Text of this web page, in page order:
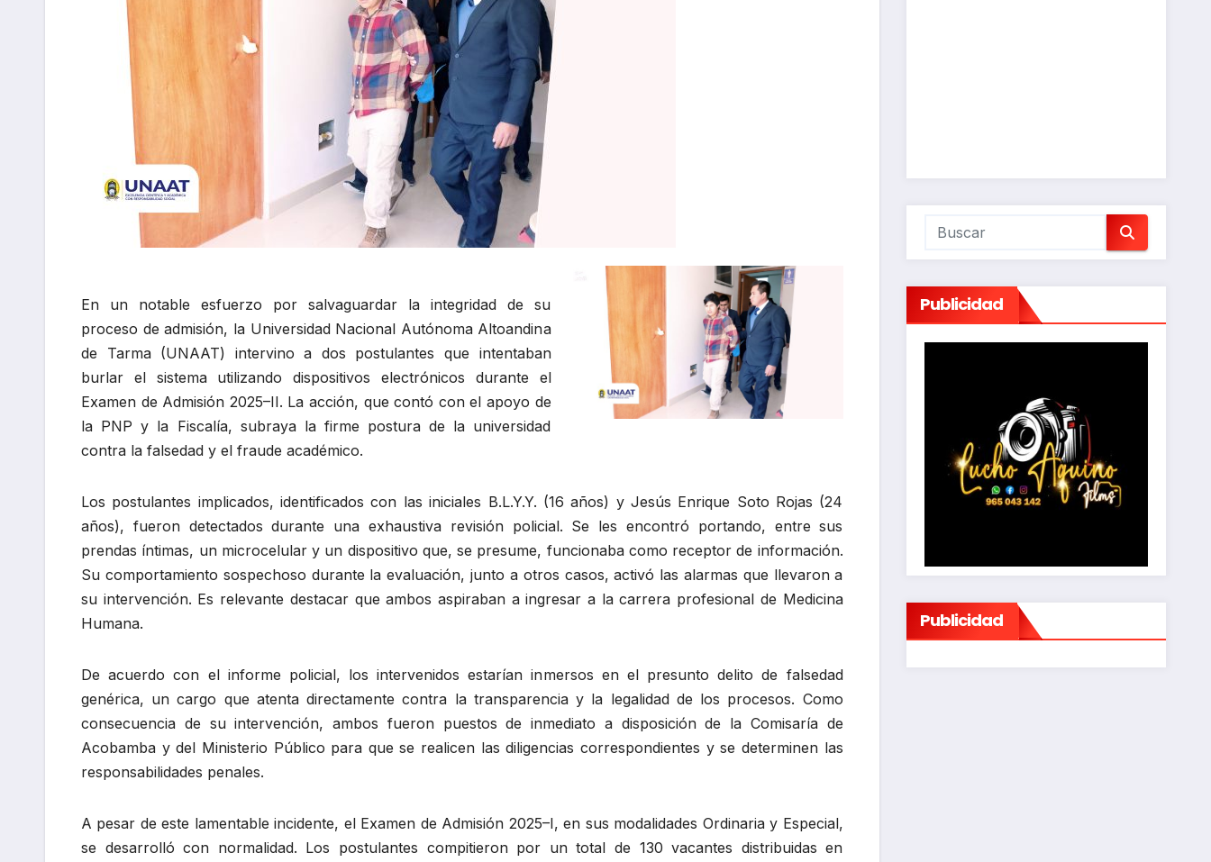
En un notable esfuerzo por salvaguardar la integridad de su
proceso de admisión, la Universidad Nacional Autónoma Altoandina
de Tarma (UNAAT) intervino a dos postulantes que intentaban
burlar el sistema utilizando dispositivos electrónicos durante el
Examen de Admisión 2025–II. La acción, que contó con el apoyo de
la PNP y la Fiscalía, subraya la firme postura de la universidad
contra la falsedad y el fraude académico.
Los postulantes implicados, identificados con las iniciales B.L.Y.Y. (16 años) y Jesús Enrique Soto Rojas (24
años), fueron detectados durante una exhaustiva revisión policial. Se les encontró portando, entre sus
prendas íntimas, un microcelular y un dispositivo que, se presume, funcionaba como receptor de información.
Su comportamiento sospechoso durante la evaluación, junto a otros casos, activó las alarmas que llevaron a
su intervención. Es relevante destacar que ambos aspiraban a ingresar a la carrera profesional de Medicina
Humana.
De acuerdo con el informe policial, los intervenidos estarían inmersos en el presunto delito de falsedad
genérica, un cargo que atenta directamente contra la transparencia y la legalidad de los procesos. Como
consecuencia de su intervención, ambos fueron puestos de inmediato a disposición de la Comisaría de
Acobamba y del Ministerio Público para que se realicen las diligencias correspondientes y se determinen las
responsabilidades penales.
A pesar de este lamentable incidente, el Examen de Admisión 2025–I, en sus modalidades Ordinaria y Especial,
se desarrolló con normalidad. Los postulantes compitieron por un total de 130 vacantes distribuidas en
Publicidad
Publicidad